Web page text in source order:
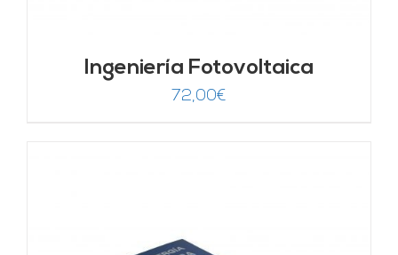
Ingeniería Fotovoltaica
72,00€